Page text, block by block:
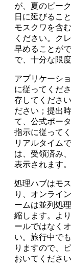
が、夏のピー
日に延びるこ
モスクワを含
ください。ク
早めることが
で、十分な限
アプリケーシ
に従ってくだ
存してくださ
ださい；提出
て、公式ポー
指示に従って
リアルタイム
は、受領済み
表示されます。
処理ハブはモ
り、オンライ
ームは並列処
縮します。よ
ールではなく
い。旅行中で
りますので、
おいてください